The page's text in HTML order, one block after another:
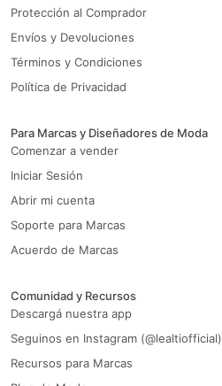
Protección al Comprador
Envíos y Devoluciones
Términos y Condiciones
Política de Privacidad
Para Marcas y Diseñadores de Moda
Comenzar a vender
Iniciar Sesión
Abrir mi cuenta
Soporte para Marcas
Acuerdo de Marcas
Comunidad y Recursos
Descargá nuestra app
Seguinos en Instagram (@lealtiofficial)
Recursos para Marcas